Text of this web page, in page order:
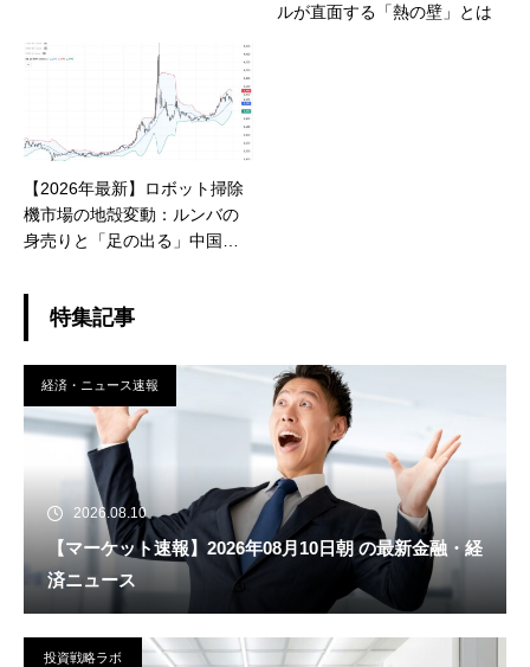
ルが直面する「熱の壁」とは
【2026年最新】ロボット掃除
機市場の地殻変動：ルンバの
身売りと「足の出る」中国企
特集記事
経済・ニュース速報
2026.08.10
【マーケット速報】2026年08月10日朝 の最新金融・経
済ニュース
投資戦略ラボ